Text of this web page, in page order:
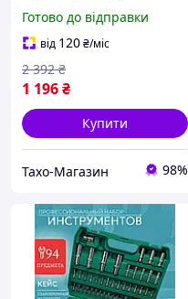
ремонту з тріскачкою,
THO
Готово до відправки
від 120₴/міс
1 196₴
2 392 ₴
Купити
Тахо-Магазин 98%